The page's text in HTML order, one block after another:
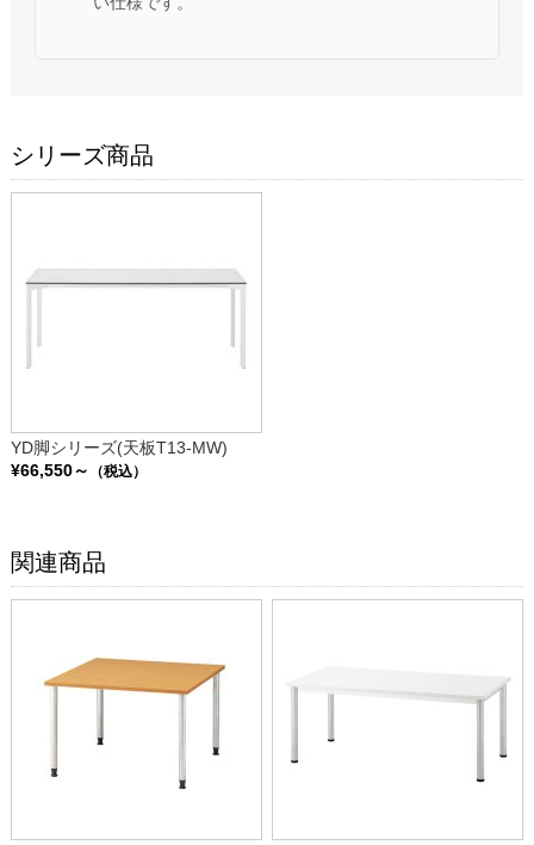
シリーズ商品
YD脚シリーズ(天板T13-MW)
¥66,550～
（税込）
関連商品